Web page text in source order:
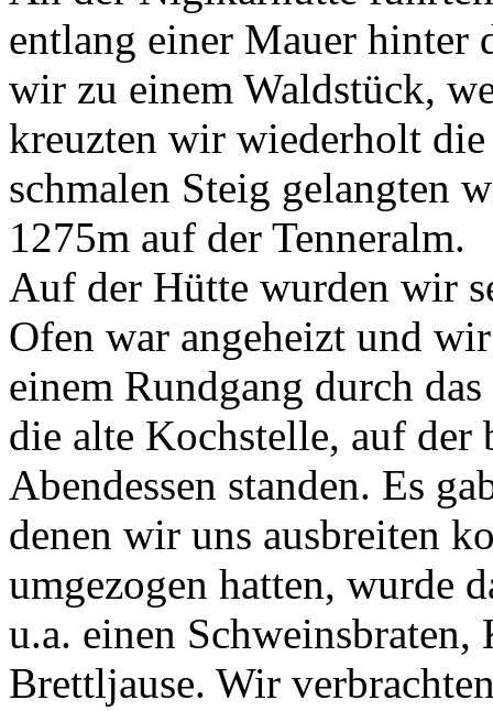
entlang einer Mauer hinter
wir zu einem Waldstück,
kreuzten wir wiederholt
schmalen Steig gelangten
1275m auf der Tenneralm.
Auf der Hütte wurden wir
Ofen war angeheizt und
einem Rundgang durch
die alte Kochstelle, auf der
Abendessen standen. Es
denen wir uns ausbreiten
umgezogen hatten, wurde
u.a. einen Schweinsbraten,
Brettljause. Wir